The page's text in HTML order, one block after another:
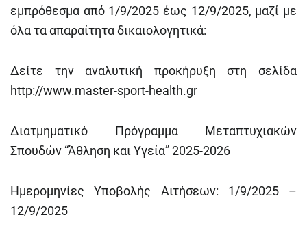
εμπρόθεσμα από 1/9/2025 έως 12/9/2025, μαζί με
όλα τα απαραίτητα δικαιολογητικά:
Δείτε την αναλυτική προκήρυξη στη σελίδα
http://www.master-sport-health.gr
Διατμηματικό Πρόγραμμα Μεταπτυχιακών
Σπουδών “Άθληση και Υγεία” 2025-2026
Ημερομηνίες Υποβολής Αιτήσεων: 1/9/2025 –
12/9/2025